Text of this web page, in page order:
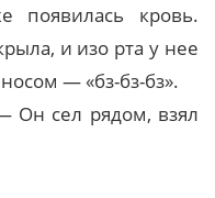
появилась кровь.
и изо рта у нее
— «бз-бз-бз».
Он сел рядом, взял